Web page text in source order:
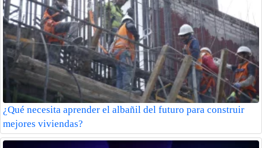
¿Qué necesita aprender el albañil del futuro para construir
mejores viviendas?